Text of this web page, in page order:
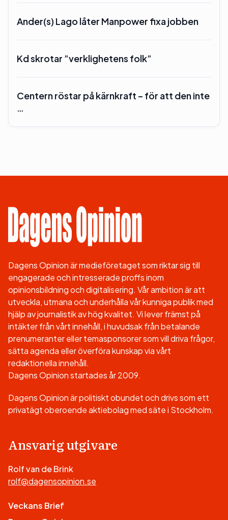
Ander(s) Lago låter Manpower fixa jobben
Kd skrotar ”verklighetens folk”
Centern röstar på kärnkraft – för att den inte
…
Dagens Opinion är medieföretaget som riktar sig till
engagerade och intresserade proffs inom
opinionsbildning och digitalisering. Vår ambition är att
utveckla, utmana och underhålla vår kunniga publik med
hjälp av journalistik av hög kvalitet. Vi lever främst på
intäkter från vårt innehåll, i huvudsak från betalande
prenumeranter eller temasponsorer som vill driva frågor,
sätta agenda eller överföra kunskap via vårt
redaktionella innehåll.
Dagens Opinion startades år 2009.
Dagens Opinion är politiskt obundet och drivs som ett
privatägt oberoende aktiebolag med säte i Stockholm.
Ansvarig utgivare
Rolf van de Brink
rolf@dagensopinion.se
Veckans Brief